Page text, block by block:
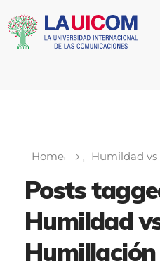
Home Humildad
Posts
Humildad
Humillación